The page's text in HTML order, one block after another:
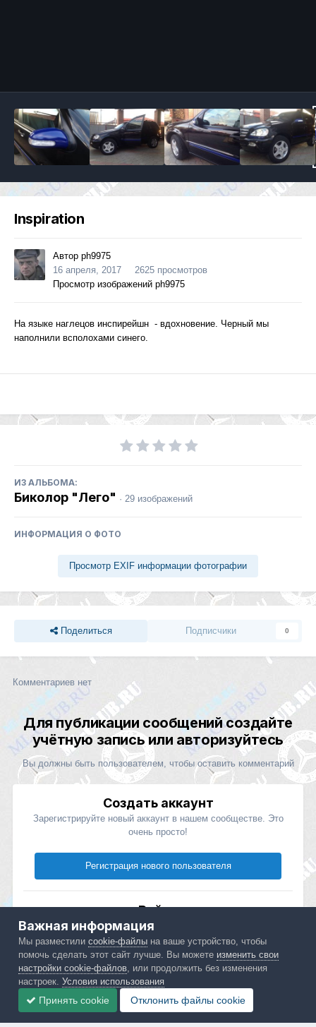
Inspiration
Автор ph9975
16 апреля, 2017
2625 просмотров
Просмотр изображений ph9975
На языке наглецов инспирейшн - вдохновение. Черный мы
наполнили всполохами синего.
ИЗ АЛЬБОМА:
Биколор "Лего" · 29 изображений
ИНФОРМАЦИЯ О ФОТО
Просмотр EXIF информации фотографии
Поделиться Подписчики 0
Комментариев нет
Для публикации сообщений создайте
учётную запись или авторизуйтесь
Вы должны быть пользователем, чтобы оставить комментарий
Создать аккаунт
Зарегистрируйте новый аккаунт в нашем сообществе. Это
очень просто!
Регистрация нового пользователя
Войти
Уже есть аккаунт? Войти в систему.
Войти
Важная информация
Мы разместилиcookie-файлы на ваше устройство, чтобы
помочь сделать этот сайт лучше. Вы можете изменить свои
настройки cookie-файлов , или продолжить без изменения
настроек.Условия использования
Принять cookie Отклонить файлы сookie